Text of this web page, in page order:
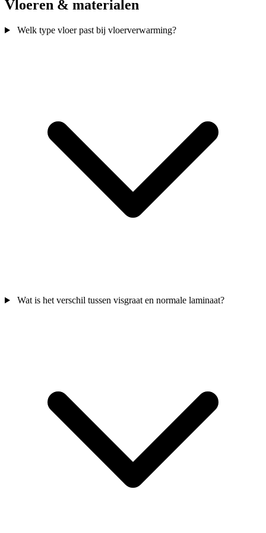
Vloeren & materialen
Welk type vloer past bij vloerverwarming?
Wat is het verschil tussen visgraat en normale laminaat?